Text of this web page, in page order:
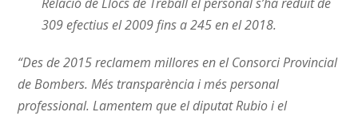
309 efectius el 2009 fins a 245 en el 2018.
“Des de 2015 reclamem millores en el Consorci Provincial
de Bombers. Més transparència i més personal
professional. Lamentem que el diputat Rubio i el